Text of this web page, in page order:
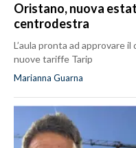
Oristano, nuova
centrodestra
L’aula pronta ad approvare
nuove tariffe Tarip
Marianna Guarna